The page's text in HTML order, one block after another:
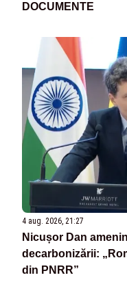
DOCUMENTE
4 aug. 2026, 21:27
Nicușor Dan
decarbonizării:
din PNRR”